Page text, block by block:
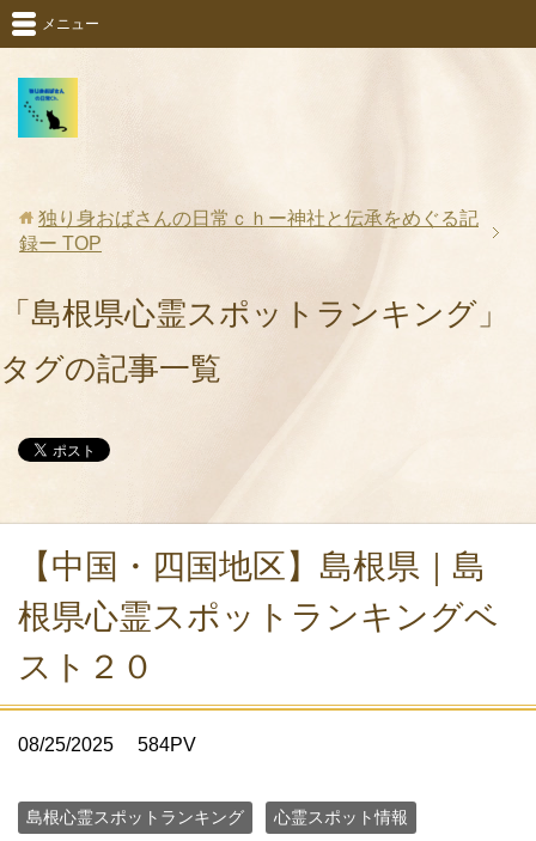
メニュー
独り身おばさんの日常ｃｈー神社と伝承をめぐる記
録ー TOP
「島根県心霊スポットランキング」
タグの記事一覧
【中国・四国地区】島根県｜島
根県心霊スポットランキングベ
スト２０
08/25/2025 584PV
島根心霊スポットランキング 心霊スポット情報